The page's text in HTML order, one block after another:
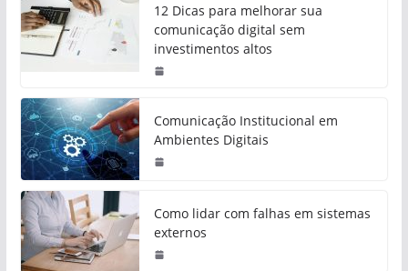
12 Dicas para melhorar sua
comunicação digital sem
investimentos altos
Comunicação Institucional em
Ambientes Digitais
Como lidar com falhas em sistemas
externos